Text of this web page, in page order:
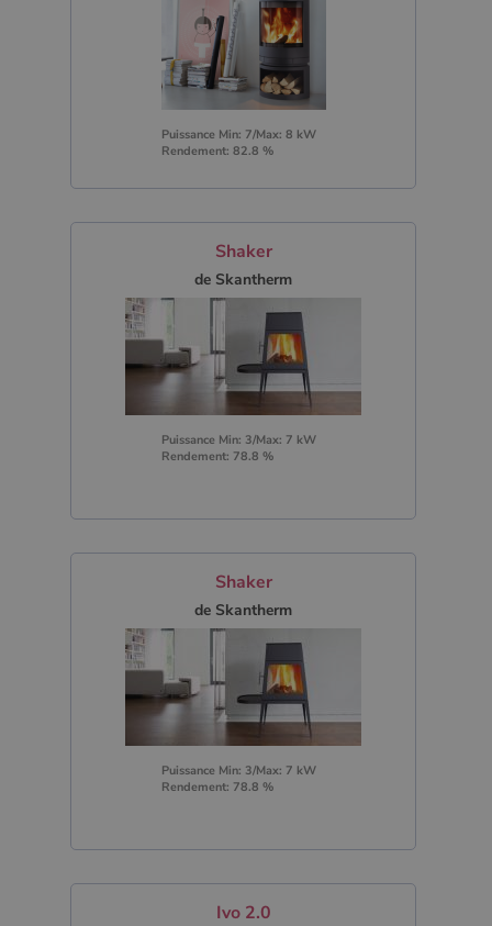
Puissance Min: 7/Max: 8 kW
Rendement: 82.8 %
Shaker
de Skantherm
Puissance Min: 3/Max: 7 kW
Rendement: 78.8 %
Shaker
de Skantherm
Puissance Min: 3/Max: 7 kW
Rendement: 78.8 %
Ivo 2.0